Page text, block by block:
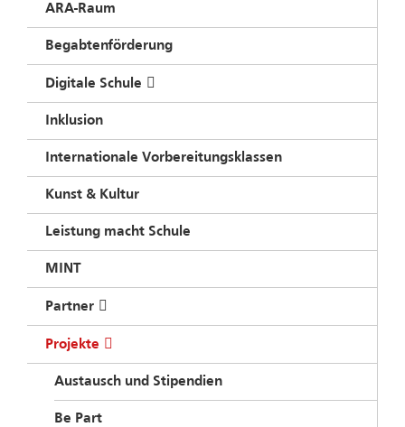
ARA-Raum
Begabtenförderung
Digitale Schule
Inklusion
Internationale Vorbereitungsklassen
Kunst & Kultur
Leistung macht Schule
MINT
Partner
Projekte
Austausch und Stipendien
Be Part